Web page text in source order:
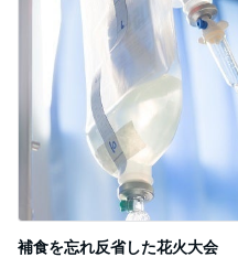
補食を忘れ反省した花火大会